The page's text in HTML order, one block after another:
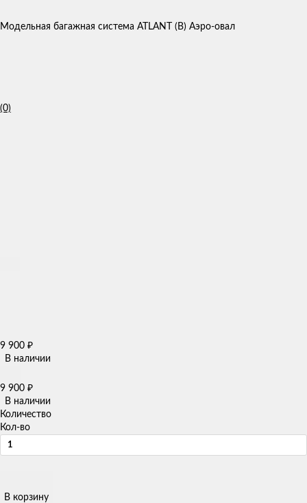
Модельная багажная система ATLANT (B) Аэро-овал
(0)
9 900 ₽
В наличии
9 900 ₽
В наличии
Количество
Кол-во
В корзину